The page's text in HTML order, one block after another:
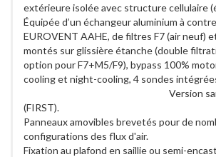
extérieure isolée avec structure cellulaire
Équipée d’un échangeur aluminium à
EUROVENT AAHE, de filtres F7 (air neuf)
montés sur glissière étanche (double
option pour F7+M5/F9), bypass 100%
cooling et night-cooling, 4
Version sans
(FIRST).
Panneaux amovibles brevetés pour de
configurations des flux d'air.
Fixation au plafond en saillie ou semi-